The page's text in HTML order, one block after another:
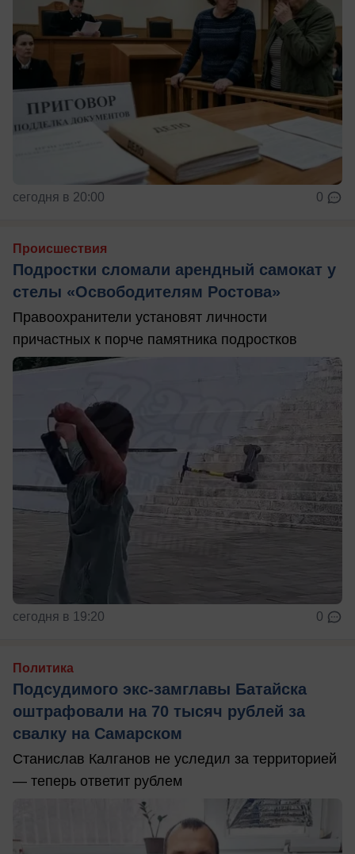
сегодня в 20:00 0
Происшествия
Подростки сломали арендный самокат у
стелы «Освободителям Ростова»
Правоохранители установят личности
причастных к порче памятника подростков
сегодня в 19:20 0
Политика
Подсудимого экс-замглавы Батайска
оштрафовали на 70 тысяч рублей за
свалку на Самарском
Станислав Калганов не уследил за территорией
— теперь ответит рублем